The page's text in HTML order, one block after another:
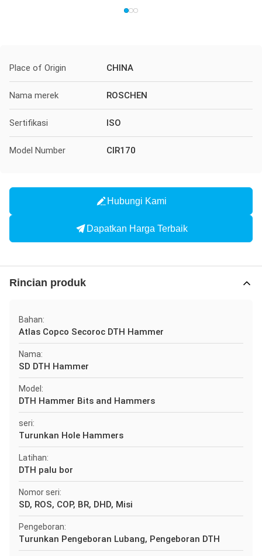
Place of Origin CHINA
Nama merek ROSCHEN
Sertifikasi ISO
Model Number CIR170
Hubungi Kami
Dapatkan Harga Terbaik
Rincian produk
Bahan:
Atlas Copco Secoroc DTH Hammer
Nama:
SD DTH Hammer
Model:
DTH Hammer Bits and Hammers
seri:
Turunkan Hole Hammers
Latihan:
DTH palu bor
Nomor seri:
SD, ROS, COP, BR, DHD, Misi
Pengeboran:
Turunkan Pengeboran Lubang, Pengeboran DTH